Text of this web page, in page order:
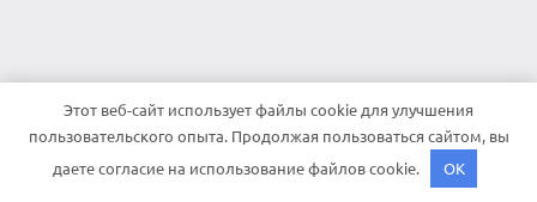
Этот веб-сайт использует файлы cookie для улучшения
пользовательского опыта. Продолжая пользоваться сайтом, вы
даете согласие на использование файлов cookie.
OK